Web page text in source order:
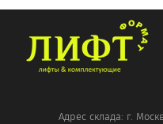
Адрес склада: г.